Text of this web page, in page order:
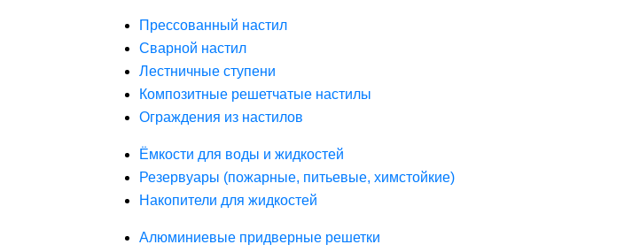
Прессованный настил
Сварной настил
Лестничные ступени
Композитные решетчатые настилы
Ограждения из настилов
Ёмкости для воды и жидкостей
Резервуары (пожарные, питьевые, химстойкие)
Накопители для жидкостей
Алюминиевые придверные решетки